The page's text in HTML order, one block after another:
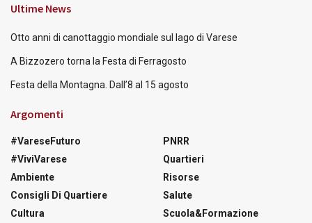
Ultime News
Otto anni di canottaggio mondiale sul lago di Varese
A Bizzozero torna la Festa di Ferragosto
Festa della Montagna. Dall’8 al 15 agosto
Argomenti
#VareseFuturo
#ViviVarese
Ambiente
Consigli Di Quartiere
Cultura
PNRR
Quartieri
Risorse
Salute
Scuola&Formazione